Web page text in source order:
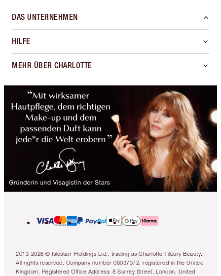
DAS UNTERNEHMEN
HILFE
MEHR ÜBER CHARLOTTE
2013-2026 © Islestarr Holdings Ltd., trading as Charlotte Tilbury Beauty.
All rights reserved. Company number 08037372, registered in the United
Kingdom. Registered Office Address: 8 Surrey Street, London, United